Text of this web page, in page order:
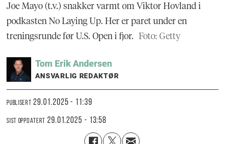
Joe Mayo (t.v.) snakker varmt om Viktor Hovland i
podkasten No Laying Up. Her er paret under en
treningsrunde før U.S. Open i fjor. Foto: Getty
Tom Erik Andersen
ANSVARLIG REDAKTØR
PUBLISERT 29.01.2025 - 11:39
SIST OPPDATERT 29.01.2025 - 13:58